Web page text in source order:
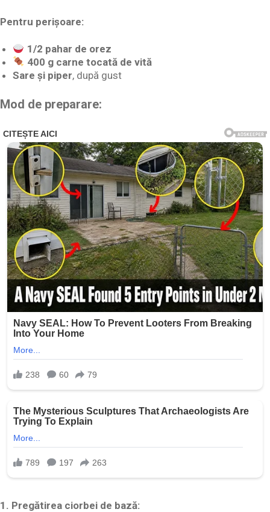
Pentru perișoare:
1/2 pahar de orez
400 g carne tocată de vită
Sare și piper, după gust
Mod de preparare:
1. Pregătirea ciorbei de bază: